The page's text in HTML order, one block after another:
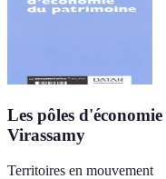
Les pôles
Virassamy
Territoires en mouvement